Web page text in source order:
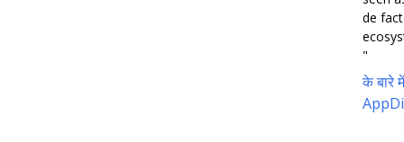
de
"
के बारे